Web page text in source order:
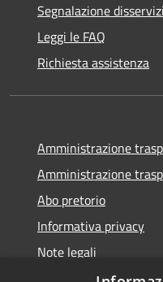
Segnalazione
Leggi le FAQ
Richiesta assistenza
Amministrazione
Amministrazione
Abo pretorio
Informativa privacy
Note legali
Dichiarazione di